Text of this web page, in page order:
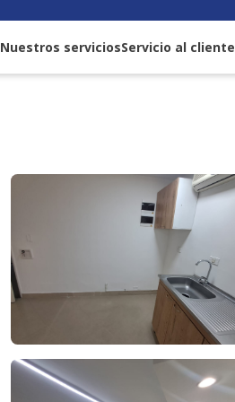
Nuestros serviciosServicio al cliente